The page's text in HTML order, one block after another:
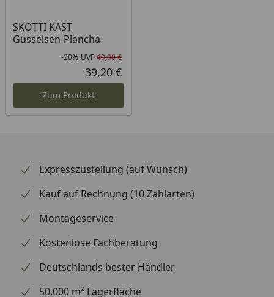
SKOTTI KAST
Gusseisen-Plancha
Rabatt in Prozent
-20%
Ursprünglicher Preis
UVP49,00 €
Aktueller Preis
39,20 €
Zum Produkt
Expresszustellung (auf Wunsch)
Kauf auf Rechnung (10 Zahlarten)
Montageservice
Kostenlose Fachberatung
Deutschlands bester Händler
50.000 m² Lagerfläche